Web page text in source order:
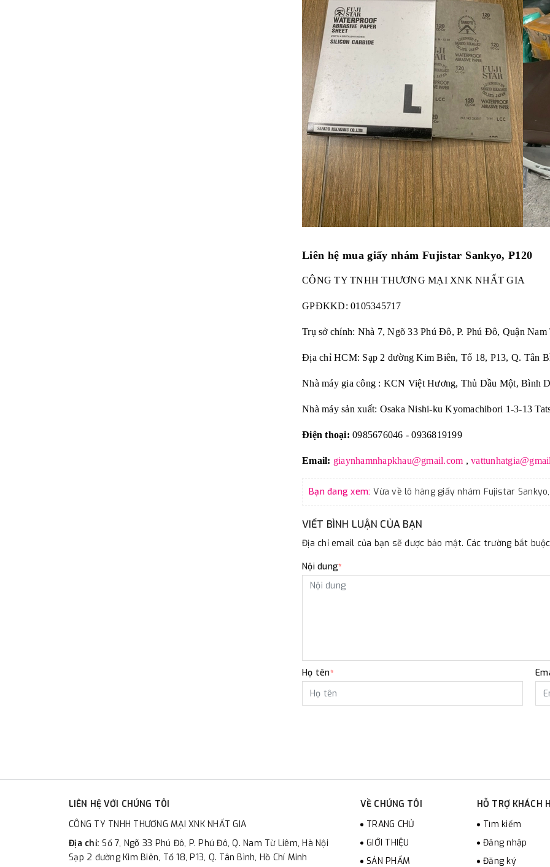
Liên hệ mua giấy nhám Fujistar Sankyo, P120
CÔNG TY TNHH THƯƠNG MẠI XNK NHẤT GIA
GPĐKKD: 0105345717
Trụ sở chính: Nhà 7, Ngõ 33 Phú Đô, P. Phú Đô, Quận
Địa chỉ HCM: Sạp 2 đường Kim Biên, Tổ 18, P13, Q. Tân
Nhà máy gia công : KCN Việt Hương, Thủ Dầu Một, Bình
Nhà máy sản xuất: Osaka Nishi-ku Kyomachibori 1-3-13
Điện thoại: 0985676046 - 0936819199
Email: giaynhamnhapkhau@gmail.com ,
Bạn đang xem: Vừa về lô hàng giấy nhám Fujistar
VIẾT BÌNH LUẬN CỦA BẠN
Địa chỉ email của bạn sẽ được bảo mật. Các trường bắt
Nội dung*
Họ tên*
LIÊN HỆ VỚI CHÚNG TÔI
CÔNG TY TNHH THƯƠNG MẠI XNK NHẤT GIA
Địa chỉ:Số 7, Ngõ 33 Phú Đô, P. Phú Đô, Q. Nam Từ Liêm, Hà Nội
Sạp 2 đường Kim Biên, Tổ 18, P13, Q. Tân Bình, Hồ Chí Minh
VỀ CHÚNG TÔI
TRANG CHỦ
GIỚI THIỆU
SẢN PHẨM
HỖ TRỢ KHÁCH
Tìm kiếm
Đăng nhập
Đăng ký